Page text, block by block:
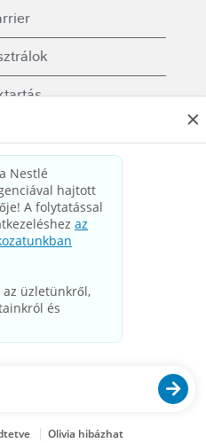
Feltételek
kapcsolatba
the power of food and
of life for everyone,